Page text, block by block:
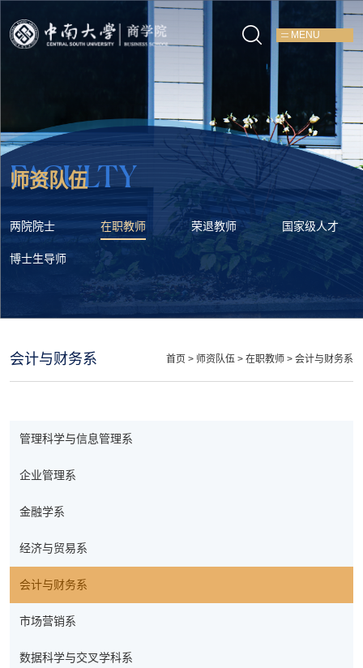
MENU
FACULTY
师资队伍
两院院士 在职教师 荣退教师 国家级人才
博士生导师
会计与财务系 首页 > 师资队伍 >在职教师 >会计与财务系
管理科学与信息管理系
企业管理系
金融学系
经济与贸易系
会计与财务系
市场营销系
数据科学与交叉学科系